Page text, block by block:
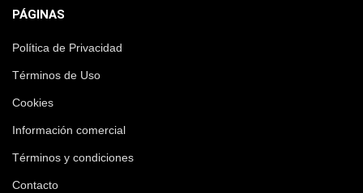
PÁGINAS
Política de Privacidad
Términos de Uso
Cookies
Información comercial
Términos y condiciones
Contacto